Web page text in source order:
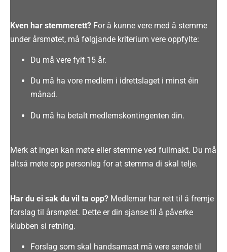
Kven har stemmerett? For å kunne vere med å stemme
under årsmøtet, må følgjande kriterium vere oppfylte:
Du må vere fylt 15 år.
Du må ha vore medlem i idrettslaget i minst éin
månad.
Du må ha betalt medlemskontingenten din.
Merk at ingen kan møte eller stemme ved fullmakt. Du må
altså møte opp personleg for at stemma di skal telje.
Har du ei sak du vil ta opp? Medlemar har rett til å fremje
forslag til årsmøtet. Dette er din sjanse til å påverke
klubben si retning.
Forslag som skal handsamast må vere sende til